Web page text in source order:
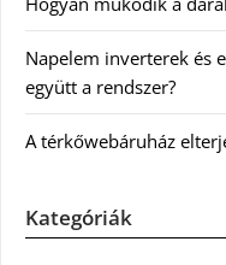
Napelem inverterek és
együtt a rendszer?
A térkőwebáruház
Kategóriák